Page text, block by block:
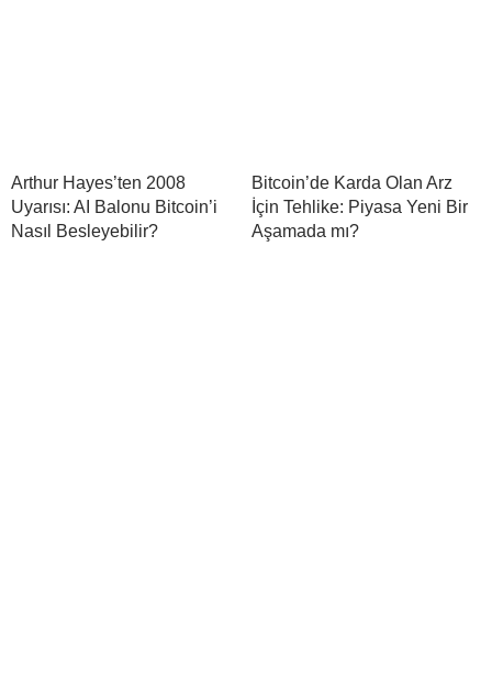
Arthur Hayes’ten 2008
Uyarısı: AI Balonu Bitcoin’i
Nasıl Besleyebilir?
Bitcoin’de Karda Olan Arz
İçin Tehlike: Piyasa Yeni Bir
Aşamada mı?